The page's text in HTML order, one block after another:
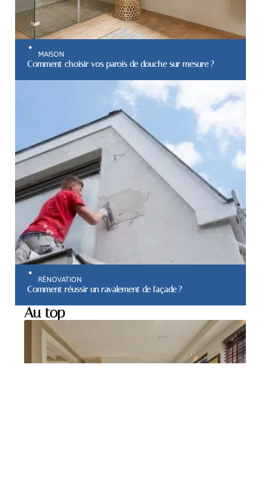
MAISON
Comment choisir vos parois de douche sur mesure ?
RÉNOVATION
Comment réussir un ravalement de façade ?
Au top